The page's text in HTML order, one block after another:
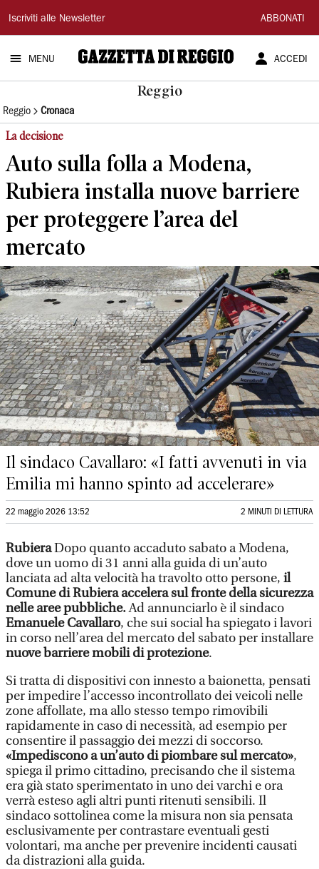
Gazzetta
di
Reggio
Iscriviti alle Newsletter ABBONATI
MENU ACCEDI
Reggio
Reggio Cronaca
La decisione
Auto sulla folla a Modena,
Rubiera installa nuove barriere
per proteggere l’area del
mercato
Il sindaco Cavallaro: «I fatti avvenuti in via
Emilia mi hanno spinto ad accelerare»
22 maggio 2026 13:52 2 MINUTI DI LETTURA
RubieraDopo quanto accaduto sabato a Modena,
dove un uomo di 31 anni alla guida di un’auto
lanciata ad alta velocità ha travolto otto persone, il
Comune di Rubiera accelera sul fronte della sicurezza
nelle aree pubbliche.Ad annunciarlo è il sindaco
Emanuele Cavallaro, che sui social ha spiegato i lavori
in corso nell’area del mercato del sabato per installare
nuove barriere mobili di protezione.
Si tratta di dispositivi con innesto a baionetta, pensati
per impedire l’accesso incontrollato dei veicoli nelle
zone affollate, ma allo stesso tempo rimovibili
rapidamente in caso di necessità, ad esempio per
consentire il passaggio dei mezzi di soccorso.
«Impediscono a un’auto di piombare sul mercato»,
spiega il primo cittadino, precisando che il sistema
era già stato sperimentato in uno dei varchi e ora
verrà esteso agli altri punti ritenuti sensibili. Il
sindaco sottolinea come la misura non sia pensata
esclusivamente per contrastare eventuali gesti
volontari, ma anche per prevenire incidenti causati
da distrazioni alla guida.